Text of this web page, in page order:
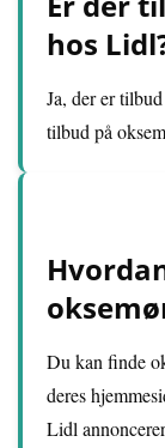
hos
Ja, der er
tilbud på
Du kan finde
deres
Lidl